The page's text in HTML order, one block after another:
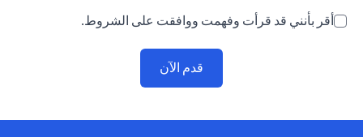
أقر بأنني قد قرأت وفهمت ووافقت على الشروط.
قدم الآن